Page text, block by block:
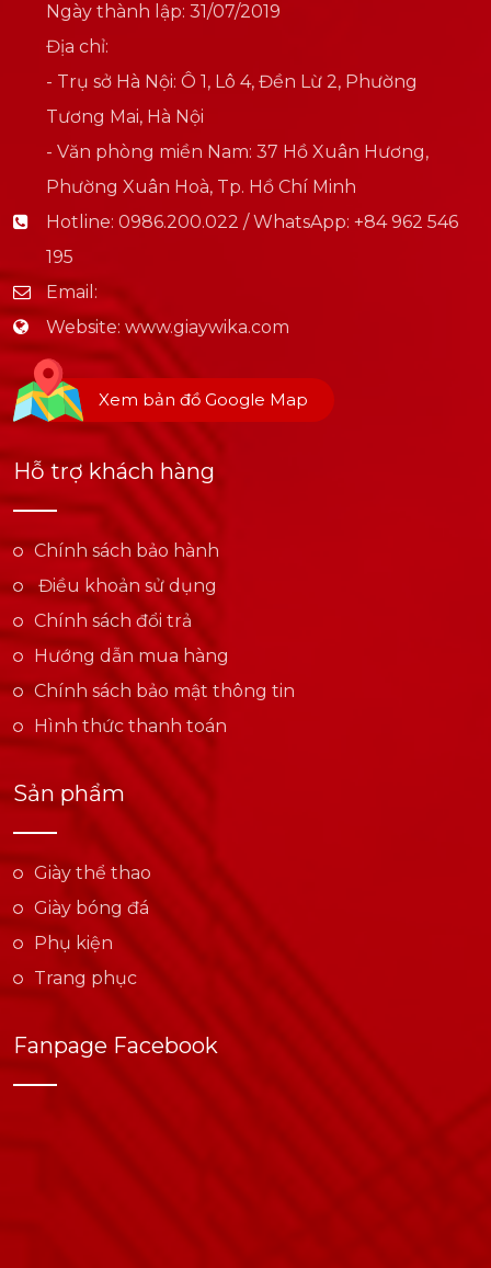
Ngày thành lập: 31/07/2019
Địa chỉ:
- Trụ sở Hà Nội: Ô 1, Lô 4, Đền Lừ 2, Phường
Tương Mai, Hà Nội
- Văn phòng miền Nam: 37 Hồ Xuân Hương,
Phường Xuân Hoà, Tp. Hồ Chí Minh
Hotline: 0986.200.022 / WhatsApp: +84 962 546
195
Email:
Website: www.giaywika.com
Xem bản đồ Google Map
Hỗ trợ khách hàng
Chính sách bảo hành
Điều khoản sử dụng
Chính sách đổi trả
Hướng dẫn mua hàng
Chính sách bảo mật thông tin
Hình thức thanh toán
Sản phẩm
Giày thể thao
Giày bóng đá
Phụ kiện
Trang phục
Fanpage Facebook